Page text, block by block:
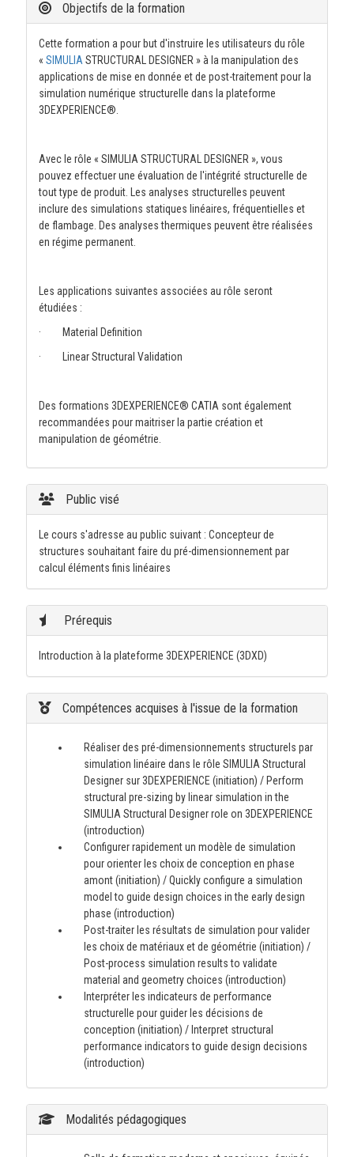
Objectifs de la formation
Cette formation a pour but d'instruire les utilisateurs du rôle
« SIMULIA STRUCTURAL DESIGNER » à la manipulation des
applications de mise en donnée et de post-traitement pour la
simulation numérique structurelle dans la plateforme
3DEXPERIENCE®.
Avec le rôle « SIMULIA STRUCTURAL DESIGNER », vous
pouvez effectuer une évaluation de l'intégrité structurelle de
tout type de produit. Les analyses structurelles peuvent
inclure des simulations statiques linéaires, fréquentielles et
de flambage. Des analyses thermiques peuvent être réalisées
en régime permanent.
Les applications suivantes associées au rôle seront
étudiées :
· Material Definition
· Linear Structural Validation
Des formations 3DEXPERIENCE® CATIA sont également
recommandées pour maitriser la partie création et
manipulation de géométrie.
Public visé
Le cours s'adresse au public suivant : Concepteur de
structures souhaitant faire du pré-dimensionnement par
calcul éléments finis linéaires
Prérequis
Introduction à la plateforme 3DEXPERIENCE (3DXD)
Compétences acquises à l'issue de la formation
Réaliser des pré-dimensionnements structurels par
simulation linéaire dans le rôle SIMULIA Structural
Designer sur 3DEXPERIENCE (initiation) / Perform
structural pre-sizing by linear simulation in the
SIMULIA Structural Designer role on 3DEXPERIENCE
(introduction)
Configurer rapidement un modèle de simulation
pour orienter les choix de conception en phase
amont (initiation) / Quickly configure a simulation
model to guide design choices in the early design
phase (introduction)
Post-traiter les résultats de simulation pour valider
les choix de matériaux et de géométrie (initiation) /
Post-process simulation results to validate
material and geometry choices (introduction)
Interpréter les indicateurs de performance
structurelle pour guider les décisions de
conception (initiation) / Interpret structural
performance indicators to guide design decisions
(introduction)
Modalités pédagogiques